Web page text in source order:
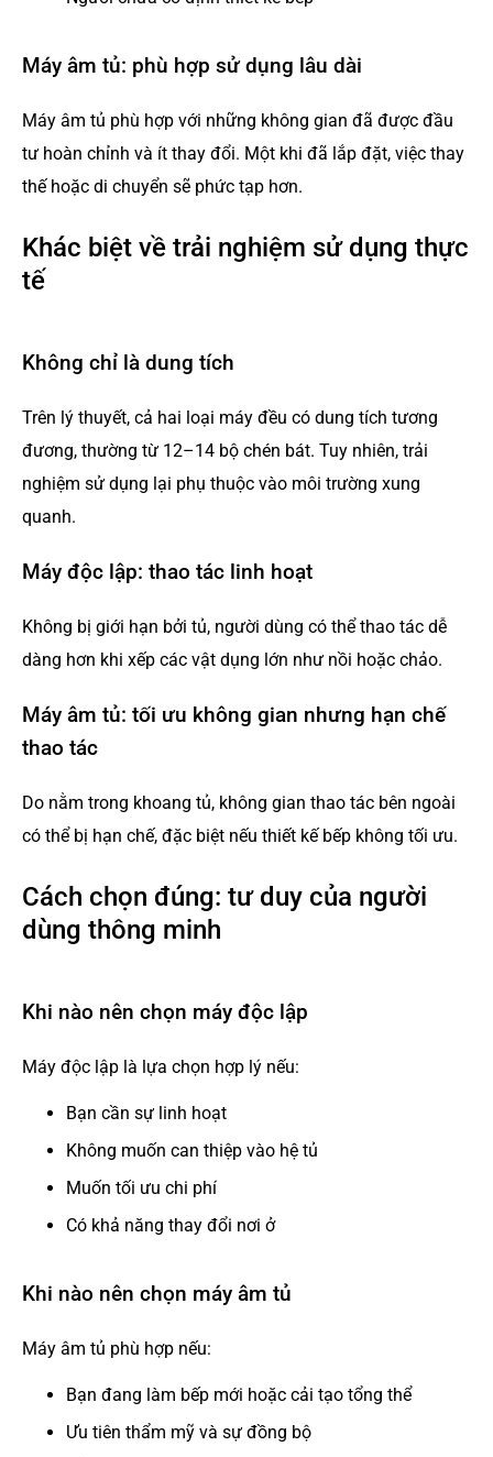
Máy âm tủ: phù hợp sử dụng lâu dài
Máy âm tủ phù hợp với những không gian đã được đầu
tư hoàn chỉnh và ít thay đổi. Một khi đã lắp đặt, việc thay
thế hoặc di chuyển sẽ phức tạp hơn.
Khác biệt về trải nghiệm sử dụng thực
tế
Không chỉ là dung tích
Trên lý thuyết, cả hai loại máy đều có dung tích tương
đương, thường từ 12–14 bộ chén bát. Tuy nhiên, trải
nghiệm sử dụng lại phụ thuộc vào môi trường xung
quanh.
Máy độc lập: thao tác linh hoạt
Không bị giới hạn bởi tủ, người dùng có thể thao tác dễ
dàng hơn khi xếp các vật dụng lớn như nồi hoặc chảo.
Máy âm tủ: tối ưu không gian nhưng hạn chế
thao tác
Do nằm trong khoang tủ, không gian thao tác bên ngoài
có thể bị hạn chế, đặc biệt nếu thiết kế bếp không tối ưu.
Cách chọn đúng: tư duy của người
dùng thông minh
Khi nào nên chọn máy độc lập
Máy độc lập là lựa chọn hợp lý nếu:
Bạn cần sự linh hoạt
Không muốn can thiệp vào hệ tủ
Muốn tối ưu chi phí
Có khả năng thay đổi nơi ở
Khi nào nên chọn máy âm tủ
Máy âm tủ phù hợp nếu:
Bạn đang làm bếp mới hoặc cải tạo tổng thể
Ưu tiên thẩm mỹ và sự đồng bộ